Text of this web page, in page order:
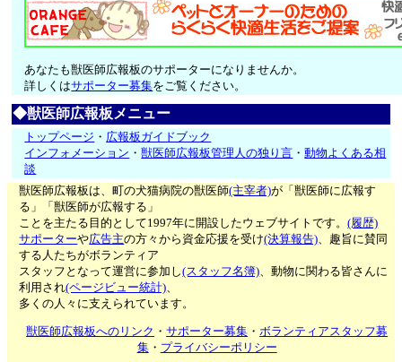
あなたも獣医師広報板のサポーターになりませんか。
詳しくはサポーター募集をご覧ください。
◆獣医師広報板メニュー
トップページ ・ 広報板ガイドブック
インフォメーション ・獣医師広報板管理人の独り言 ・動物よくある相
談
獣医師広報板は、町の犬猫病院の獣医師(主宰者)が「獣医師に広報す
る」「獣医師が広報する」
ことを主たる目的として1997年に開設したウェブサイトです。(履歴)
サポーターや広告主の方々から資金応援を受け(決算報告)、趣旨に賛同
する人たちがボランティア
スタッフとなって運営に参加し(スタッフ名簿)、動物に関わる皆さんに
利用され(ページビュー統計)、
多くの人々に支えられています。
獣医師広報板へのリンク ・サポーター募集 ・ボランティアスタッフ募
集・ プライバシーポリシー